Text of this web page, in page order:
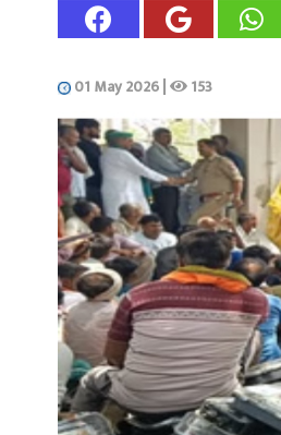
01 May 2026| 153